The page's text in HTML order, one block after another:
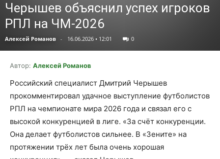
Черышев объяснил успех игроков
РПЛ на ЧМ-2026
Алексей Романов - 16.06.2026 • 12:01 0
Автор: Алексей Романов
Российский специалист Дмитрий Черышев
прокомментировал удачное выступление футболистов
РПЛ на чемпионате мира 2026 года и связал его с
высокой конкуренцией в лиге. «За счёт конкуренции.
Она делает футболистов сильнее. В «Зените» на
протяжении трёх лет была очень хорошая